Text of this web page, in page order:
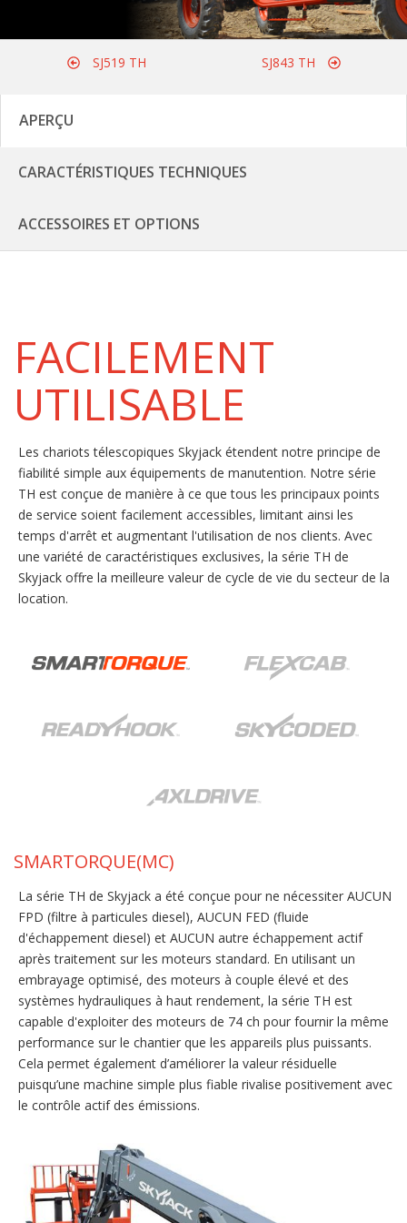
SJ519 TH
APERÇU
CARACTÉRISTIQUES TECHNIQUES
ACCESSOIRES ET OPTIONS
SJ843 TH
FACILEMENT
UTILISABLE
Les chariots télescopiques Skyjack étendent notre principe de
fiabilité simple aux équipements de manutention. Notre série
TH est conçue de manière à ce que tous les principaux points
de service soient facilement accessibles, limitant ainsi les
temps d'arrêt et augmentant l'utilisation de nos clients. Avec
une variété de caractéristiques exclusives, la série TH de
Skyjack offre la meilleure valeur de cycle de vie du secteur de la
location.
SMARTORQUE(MC)
La série TH de Skyjack a été conçue pour ne nécessiter AUCUN
FPD (filtre à particules diesel), AUCUN FED (fluide
d'échappement diesel) et AUCUN autre échappement actif
après traitement sur les moteurs standard. En utilisant un
embrayage optimisé, des moteurs à couple élevé et des
systèmes hydrauliques à haut rendement, la série TH est
capable d'exploiter des moteurs de 74 ch pour fournir la même
performance sur le chantier que les appareils plus puissants.
Cela permet également d’améliorer la valeur résiduelle
puisqu’une machine simple plus fiable rivalise positivement avec
le contrôle actif des émissions.